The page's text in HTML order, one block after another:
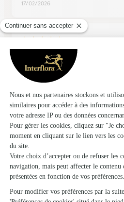
17/02/2026
★ ★ ★ ★ ★
Site facile d'utilisation
Site facile d'utilisation, respect des
cas la fleuriste était superbe .
27/04/2026
Trustpilot Échantillon d'avis
les avis de la marque
Livraison de fleurs à
autour : les villes